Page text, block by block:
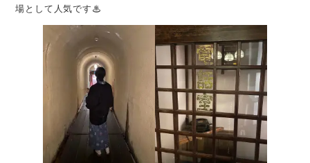
場として人気です♨